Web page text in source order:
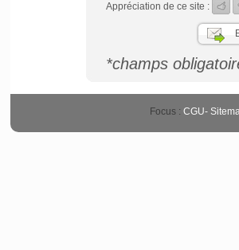
Appréciation de ce site :
*champs
Focus : CGU-